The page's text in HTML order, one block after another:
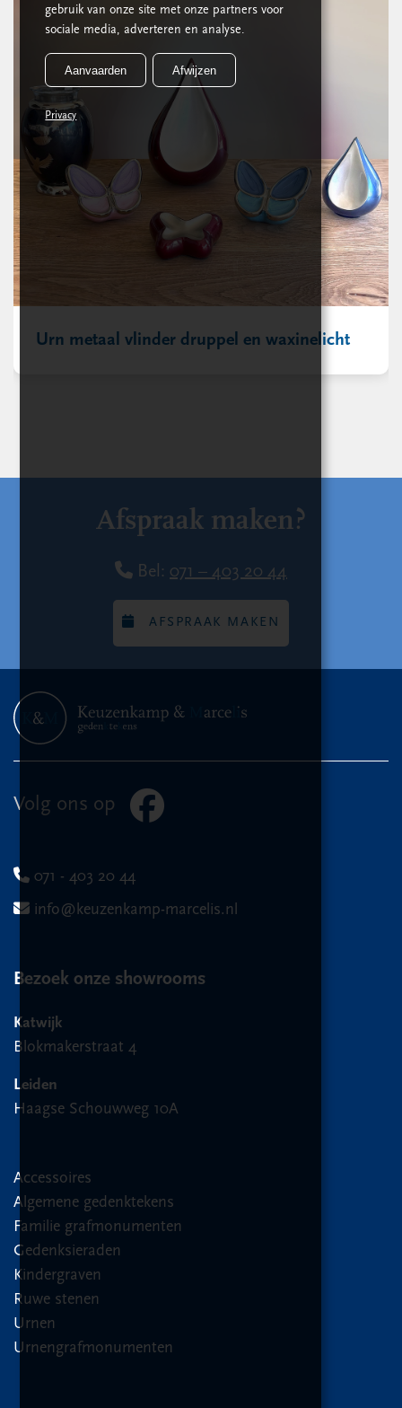
Urn metaal vlinder druppel en waxinelicht
Afspraak maken?
Bel: 071 – 403 20 44
AFSPRAAK MAKEN
Volg ons op
071 - 403 20 44
info@keuzenkamp-marcelis.nl
Bezoek onze showrooms
Katwijk
Blokmakerstraat 4
Leiden
Haagse Schouwweg 10A
Accessoires
Algemene gedenktekens
Familie grafmonumenten
Gedenksieraden
Kindergraven
Ruwe stenen
Urnen
Urnengrafmonumenten
gebruik van onze site met onze partners voor
sociale media, adverteren en analyse.
Aanvaarden Afwijzen
Privacy